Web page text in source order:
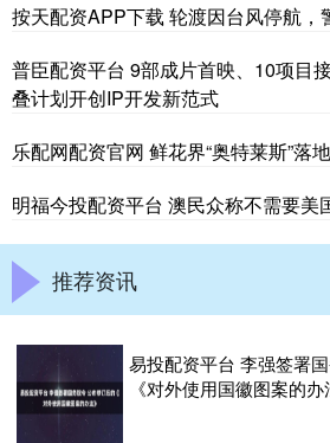
按天配资APP下载 轮渡因台风停航，
普臣配资平台 9部成片首映、10项目
叠计划开创IP开发新范式
乐配网配资官网 鲜花界“奥特莱斯”落
明福今投配资平台 澳民众称不需要美
推荐资讯
易投配资平台 李强签署
《对外使用国徽图案的办